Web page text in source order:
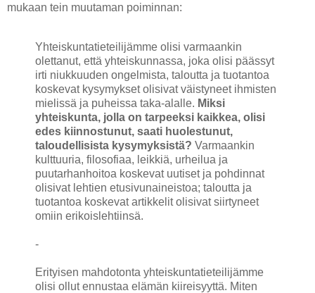
mukaan tein muutaman poiminnan:
Yhteiskuntatieteilijämme olisi varmaankin
olettanut, että yhteiskunnassa, joka olisi päässyt
irti niukkuuden ongelmista, taloutta ja tuotantoa
koskevat kysymykset olisivat väistyneet ihmisten
mielissä ja puheissa taka-alalle. Miksi
yhteiskunta, jolla on tarpeeksi kaikkea, olisi
edes kiinnostunut, saati huolestunut,
taloudellisista kysymyksistä? Varmaankin
kulttuuria, filosofiaa, leikkiä, urheilua ja
puutarhanhoitoa koskevat uutiset ja pohdinnat
olisivat lehtien etusivunaineistoa; taloutta ja
tuotantoa koskevat artikkelit olisivat siirtyneet
omiin erikoislehtiinsä.
-
Erityisen mahdotonta yhteiskuntatieteilijämme
olisi ollut ennustaa elämän kiireisyyttä. Miten